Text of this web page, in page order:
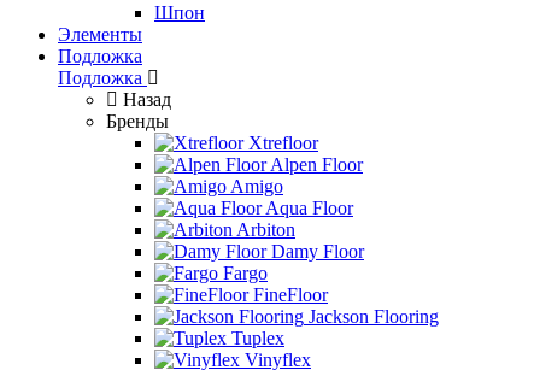
Шпон
Элементы
Подложка
Подложка
Назад
Бренды
Xtrefloor
Alpen Floor
Amigo
Aqua Floor
Arbiton
Damy Floor
Fargo
FineFloor
Jackson Flooring
Tuplex
Vinyflex